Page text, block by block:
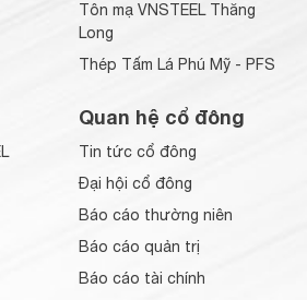
Tôn mạ VNSTEEL Thăng
Long
Thép Tấm Lá Phú Mỹ - PFS
Quan hệ cổ đông
Tin tức cổ đông
Đại hội cổ đông
Báo cáo thường niên
Báo cáo quản trị
Báo cáo tài chính